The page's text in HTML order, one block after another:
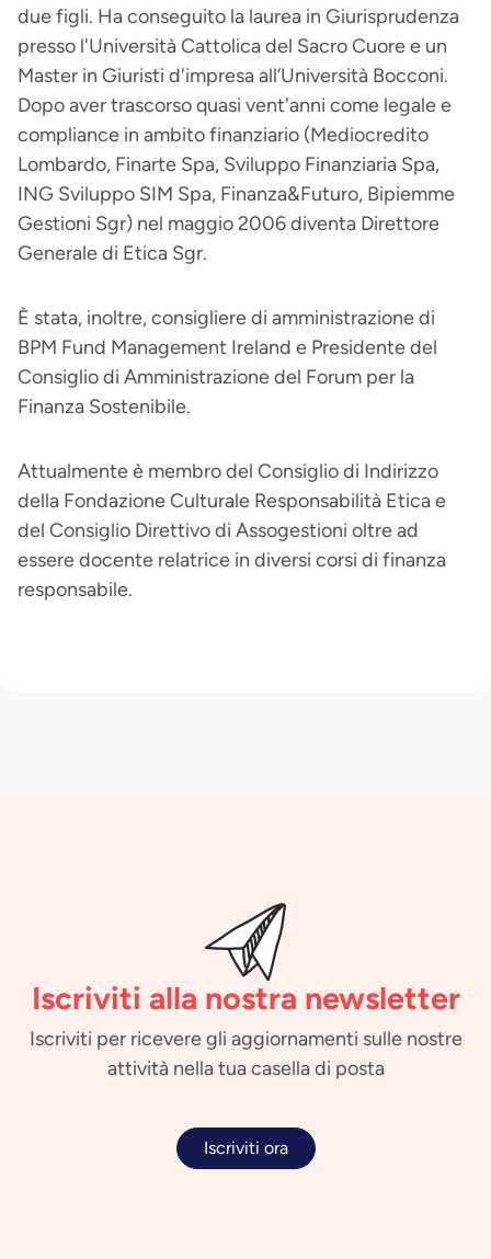
due figli. Ha conseguito la laurea in Giurisprudenza
presso l'Università Cattolica del Sacro Cuore e un
Master in Giuristi d'impresa all’Università Bocconi.
Dopo aver trascorso quasi vent'anni come legale e
compliance in ambito finanziario (Mediocredito
Lombardo, Finarte Spa, Sviluppo Finanziaria Spa,
ING Sviluppo SIM Spa, Finanza&Futuro, Bipiemme
Gestioni Sgr) nel maggio 2006 diventa Direttore
Generale di Etica Sgr.
È stata, inoltre, consigliere di amministrazione di
BPM Fund Management Ireland e Presidente del
Consiglio di Amministrazione del Forum per la
Finanza Sostenibile.
Attualmente è membro del Consiglio di Indirizzo
della Fondazione Culturale Responsabilità Etica e
del Consiglio Direttivo di Assogestioni oltre ad
essere docente relatrice in diversi corsi di finanza
responsabile.
Iscriviti alla nostra newsletter
Iscriviti per ricevere gli aggiornamenti sulle nostre
attività nella tua casella di posta
Iscriviti ora